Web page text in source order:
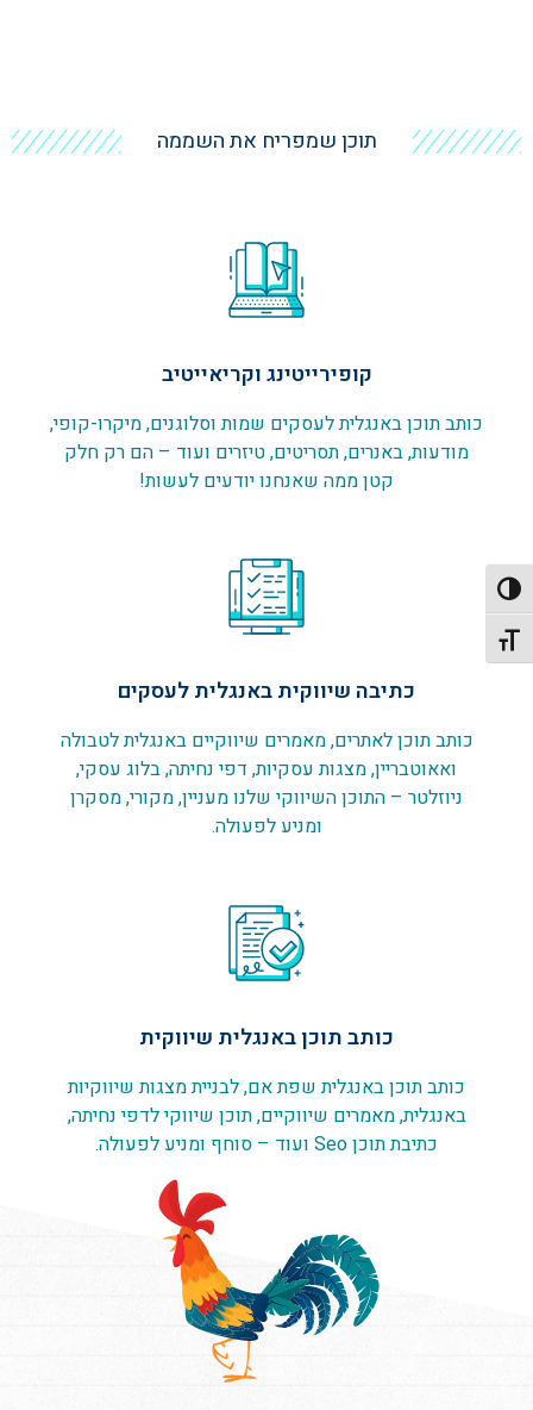
הפעל/כבה ניגודיות גבוהה
מתג גודל גופן
תוכן שמפריח את השממה
קופירייטינג וקריאייטיב
כותב תוכן באנגלית לעסקים שמות וסלוגנים, מיקרו-קופי,
מודעות, באנרים, תסריטים, טיזרים ועוד – הם רק חלק
קטן ממה שאנחנו יודעים לעשות!
כתיבה שיווקית באנגלית לעסקים
כותב תוכן לאתרים, מאמרים שיווקיים באנגלית לטבולה
ואאוטבריין, מצגות עסקיות, דפי נחיתה, בלוג עסקי,
ניוזלטר – התוכן השיווקי שלנו מעניין, מקורי, מסקרן
ומניע לפעולה.
כותב תוכן באנגלית שיווקית
כותב תוכן באנגלית שפת אם, לבניית מצגות שיווקיות
באנגלית, מאמרים שיווקיים, תוכן שיווקי לדפי נחיתה,
כתיבת תוכן Seo ועוד – סוחף ומניע לפעולה.